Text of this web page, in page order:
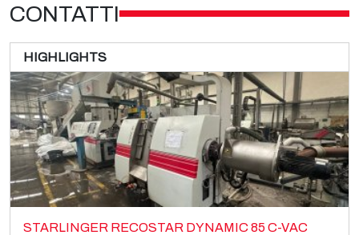
CONTATTI
HIGHLIGHTS
STARLINGER RECOSTAR DYNAMIC 85 C-VAC